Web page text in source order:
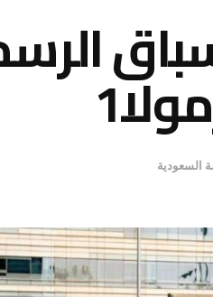
السعودية